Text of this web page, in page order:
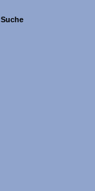
Suche